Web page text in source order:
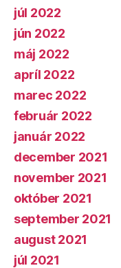
júl 2022
jún 2022
máj 2022
apríl 2022
marec 2022
február 2022
január 2022
december 2021
november 2021
október 2021
september 2021
august 2021
júl 2021